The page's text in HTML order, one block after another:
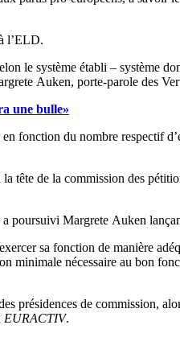
l’ELD.
le système établi – système
Auken, porte-parole des
une bulle»
fonction du nombre respectif
tête de la commission des
poursuivi Margrete Auken
sa fonction de manière
minimale nécessaire au bon
présidences de commission,
EURACTIV.